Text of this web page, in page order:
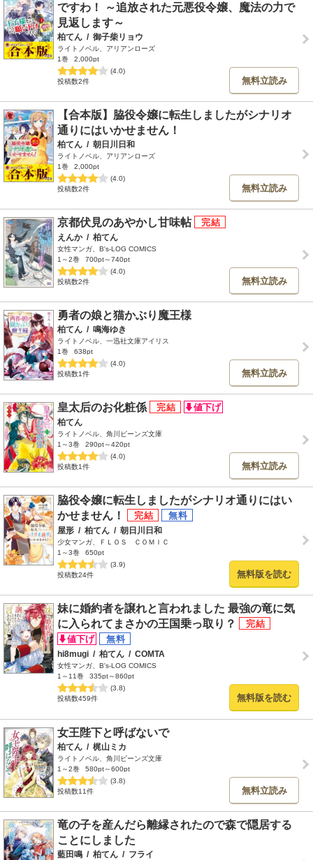
ですわ！ ～追放された元悪役令嬢、魔法の力で
見返します～
柏てん / 御子柴リョウ
ライトノベル、アリアンローズ
1巻
2,000pt
(4.0)
投稿数2件
無料立読み
【合本版】脇役令嬢に転生しましたがシナリオ
通りにはいかせません！
柏てん / 朝日川日和
ライトノベル、アリアンローズ
1巻
2,000pt
(4.0)
投稿数2件
無料立読み
京都伏見のあやかし甘味帖
えんか / 柏てん
女性マンガ、B's-LOG COMICS
1～2巻
700pt～740pt
(4.0)
投稿数2件
無料立読み
勇者の娘と猫かぶり魔王様
柏てん / 鳴海ゆき
ライトノベル、一迅社文庫アイリス
1巻
638pt
(4.0)
投稿数1件
無料立読み
皇太后のお化粧係
柏てん
ライトノベル、角川ビーンズ文庫
1～3巻
290pt～420pt
(4.0)
投稿数1件
無料立読み
脇役令嬢に転生しましたがシナリオ通りにはい
かせません！
屋形 / 柏てん / 朝日川日和
少女マンガ、ＦＬＯＳ ＣＯＭＩＣ
1～3巻
650pt
(3.9)
投稿数24件
無料版を読む
妹に婚約者を譲れと言われました 最強の竜に気
に入られてまさかの王国乗っ取り？
hi8mugi / 柏てん / COMTA
女性マンガ、B's-LOG COMICS
1～11巻
335pt～860pt
(3.8)
投稿数459件
無料版を読む
女王陛下と呼ばないで
柏てん / 梶山ミカ
ライトノベル、角川ビーンズ文庫
1～2巻
580pt～600pt
(3.8)
投稿数11件
無料立読み
竜の子を産んだら離縁されたので森で隠居する
ことにしました
藍田鳴 / 柏てん / フライ